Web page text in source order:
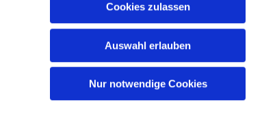
Cookies zulassen
Auswahl erlauben
Nur notwendige Cookies
Kontakt
Kontaktinformationen
Impressum